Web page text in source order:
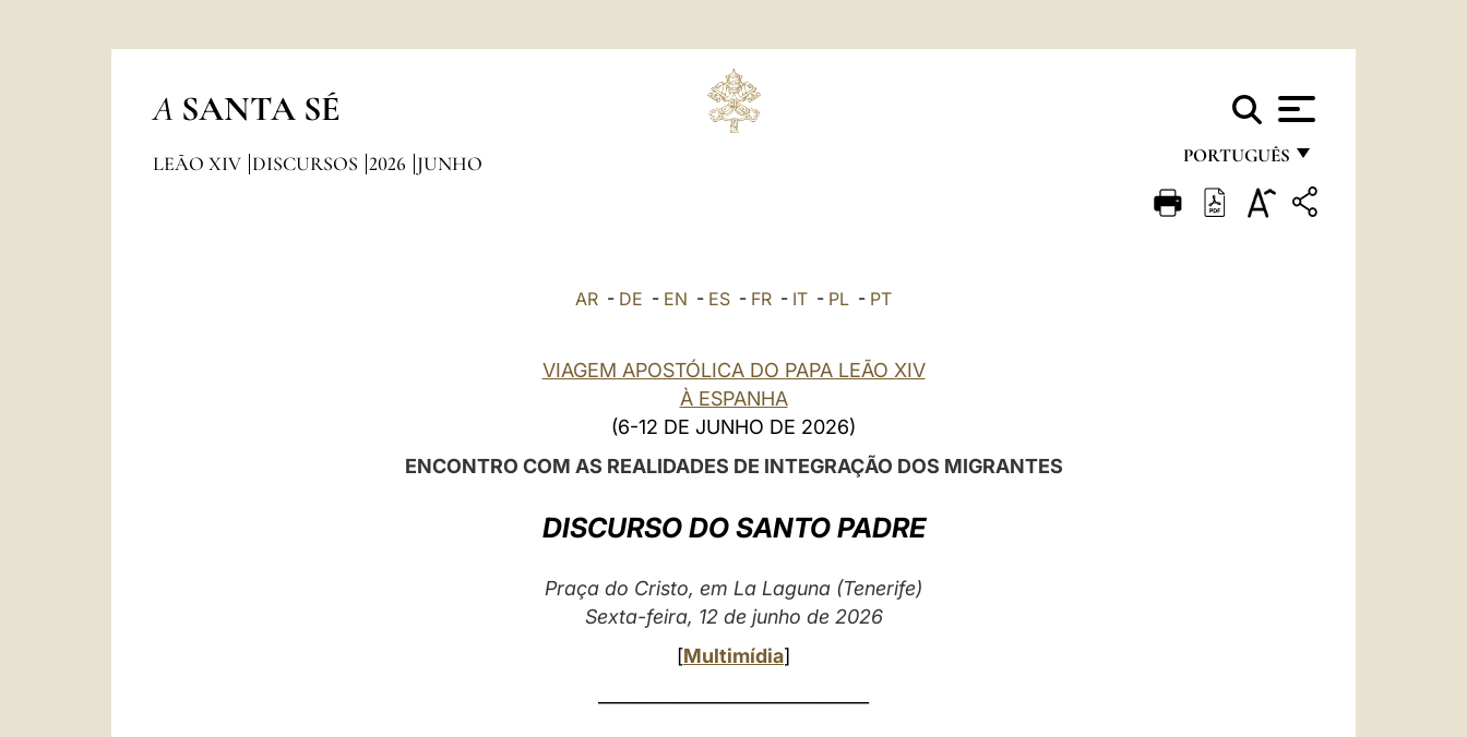
A SANTA SÉ
PORTUGUÊS
FRANÇAIS
LEÃO XIV DISCURSOS 2026 JUNHO
AR - DE - EN - ES - FR - IT - PL - PT
VIAGEM APOSTÓLICA DO PAPA LEÃO XIV
À ESPANHA
(6-12 DE JUNHO DE 2026)
ENCONTRO COM AS REALIDADES DE INTEGRAÇÃO DOS MIGRANTES
DISCURSO DO SANTO PADRE
Praça do Cristo, em La Laguna (Tenerife)
Sexta-feira, 12 de junho de 2026
[Multimídia]